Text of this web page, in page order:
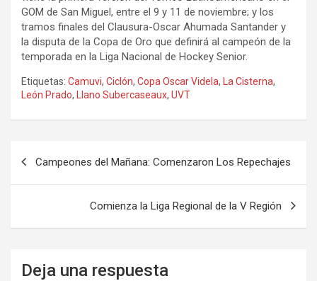
GOM de San Miguel, entre el 9 y 11 de noviembre; y los
tramos finales del Clausura-Oscar Ahumada Santander y
la disputa de la Copa de Oro que definirá al campeón de la
temporada en la Liga Nacional de Hockey Senior.
Etiquetas: Camuvi, Ciclón, Copa Oscar Videla, La Cisterna,
León Prado, Llano Subercaseaux, UVT
Campeones del Mañana: Comenzaron Los Repechajes
Comienza la Liga Regional de la V Región
Deja una respuesta